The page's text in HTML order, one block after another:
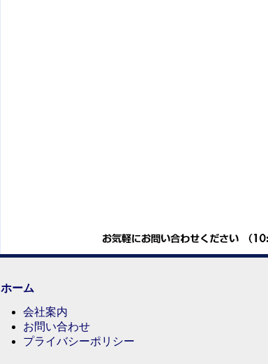
ホーム
会社案内
お問い合わせ
プライバシーポリシー